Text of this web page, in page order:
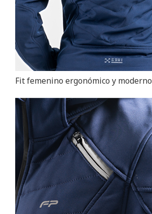
Fit femenino ergonómico y moderno